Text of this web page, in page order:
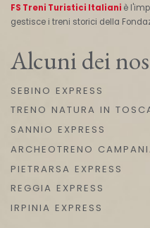
FS Treni Turistici Italiani è
gestisce i treni storici della
Alcuni dei
SEBINO EXPRESS
TRENO NATURA IN
SANNIO EXPRESS
ARCHEOTRENO
PIETRARSA EXPRESS
REGGIA EXPRESS
IRPINIA EXPRESS